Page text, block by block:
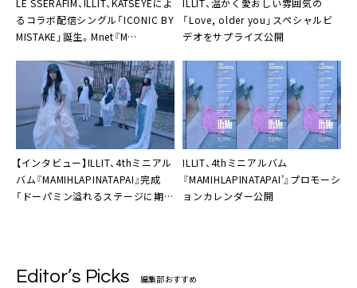
るコラボ配信シングル「ICONIC BY
MISTAKE」誕生。Mnet『M
「Love, older you」スペシャルビ
デオをサプライズ公開
【インタビュー】ILLIT、4thミニアル
バム『MAMIHLAPINATAPAI』完成
「ドーパミン溢れるステージに期待
ILLIT、4thミニアルバム
『MAMIHLAPINATAPAI’』プロモーシ
ョンカレンダー公開
Editor’s Picks 編集部おすすめ